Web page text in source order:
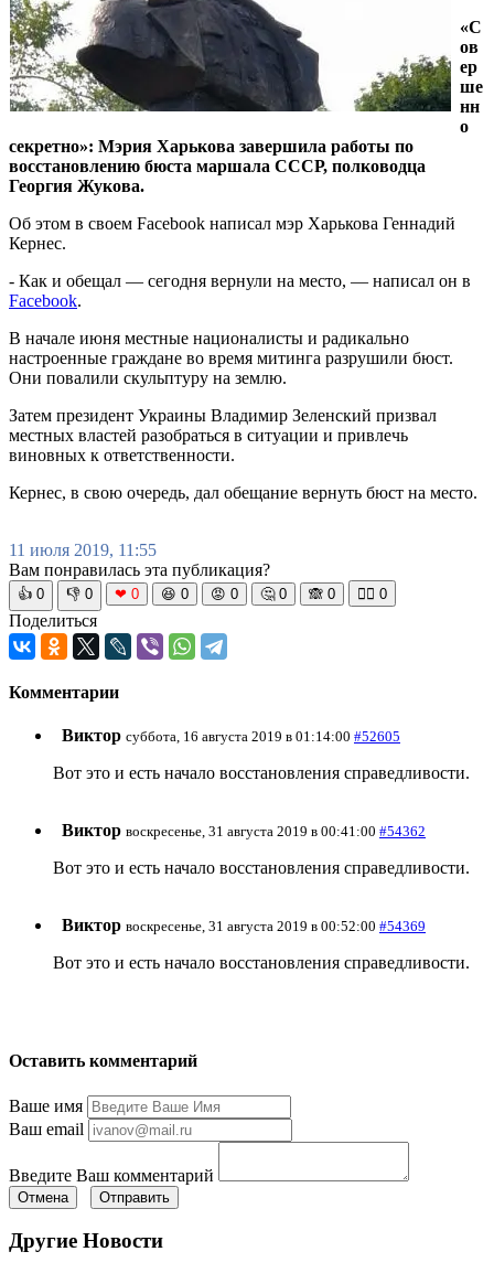
«С
ов
ер
ше
нн
о
секретно»: Мэрия Харькова завершила работы по
восстановлению бюста маршала СССР, полководца
Георгия Жукова.
Об этом в своем Facebook написал мэр Харькова Геннадий
Кернес.
- Как и обещал — сегодня вернули на место, — написал он в
Facebook.
В начале июня местные националисты и радикально
настроенные граждане во время митинга разрушили бюст.
Они повалили скульптуру на землю.
Затем президент Украины Владимир Зеленский призвал
местных властей разобраться в ситуации и привлечь
виновных к ответственности.
Кернес, в свою очередь, дал обещание вернуть бюст на место.
11 июля 2019, 11:55
Вам понравилась эта публикация?
👍 0 👎 0 ❤ 0 😆 0 😡 0 🤔 0 🙈 0 🧘‍♀️ 0
Поделиться
Комментарии
Виктор суббота, 16 августа 2019 в 01:14:00 #52605
Вот это и есть начало восстановления справедливости.
Виктор воскресенье, 31 августа 2019 в 00:41:00 #54362
Вот это и есть начало восстановления справедливости.
Виктор воскресенье, 31 августа 2019 в 00:52:00 #54369
Вот это и есть начало восстановления справедливости.
Оставить комментарий
Ваше имя
Ваш email
Введите Ваш комментарий
Отмена Отправить
Другие Новости